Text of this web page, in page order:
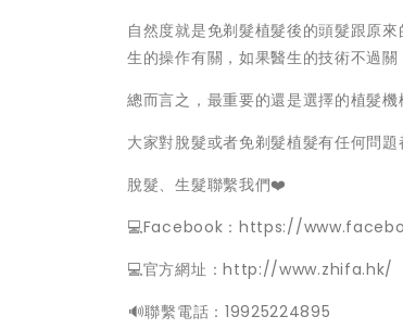
自然度就是免剃髮植髮後的頭髮跟原
生的操作有關，如果醫生的技術不過
總而言之，最重要的還是選擇的植髮
大家對脫髮或者免剃髮植髮有任何問題
脫髮、生髮聯繫我們❤️
💻Facebook：https://
💻官方網址：http://www.zhifa.hk/
️🔊聯繫電話：19925224895